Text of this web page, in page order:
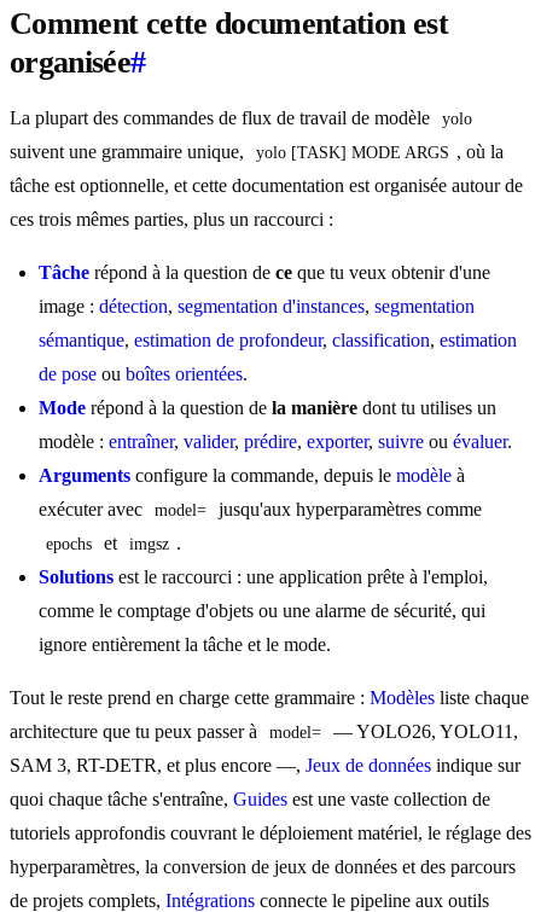
Comment cette documentation est
organisée#
La plupart des commandes de flux de travail de modèle yolo
suivent une grammaire unique, yolo [TASK] MODE ARGS , où la
tâche est optionnelle, et cette documentation est organisée autour de
ces trois mêmes parties, plus un raccourci :
Tâche répond à la question de ce que tu veux obtenir d'une
image : détection, segmentation d'instances, segmentation
sémantique, estimation de profondeur, classification, estimation
de pose ou boîtes orientées.
Mode répond à la question de la manière dont tu utilises un
modèle : entraîner, valider, prédire, exporter, suivre ou évaluer.
Arguments configure la commande, depuis le modèle à
exécuter avec
model= jusqu'aux hyperparamètres comme
epochs et imgsz .
Solutions est le raccourci : une application prête à l'emploi,
comme le comptage d'objets ou une alarme de sécurité, qui
ignore entièrement la tâche et le mode.
Tout le reste prend en charge cette grammaire : Modèles liste chaque
architecture que tu peux passer à
model=
— YOLO26, YOLO11,
SAM 3, RT-DETR, et plus encore —, Jeux de données indique sur
quoi chaque tâche s'entraîne, Guides est une vaste collection de
tutoriels approfondis couvrant le déploiement matériel, le réglage des
hyperparamètres, la conversion de jeux de données et des parcours
de projets complets, Intégrations connecte le pipeline aux outils